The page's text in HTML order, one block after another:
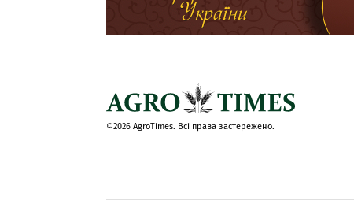
©2026 AgroTimes. Всі права застережено.